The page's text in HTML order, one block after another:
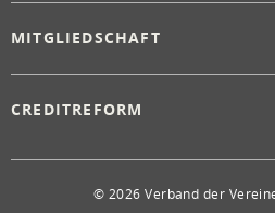
MITGLIEDSCHAFT
CREDITREFORM
© 2026 Verband der